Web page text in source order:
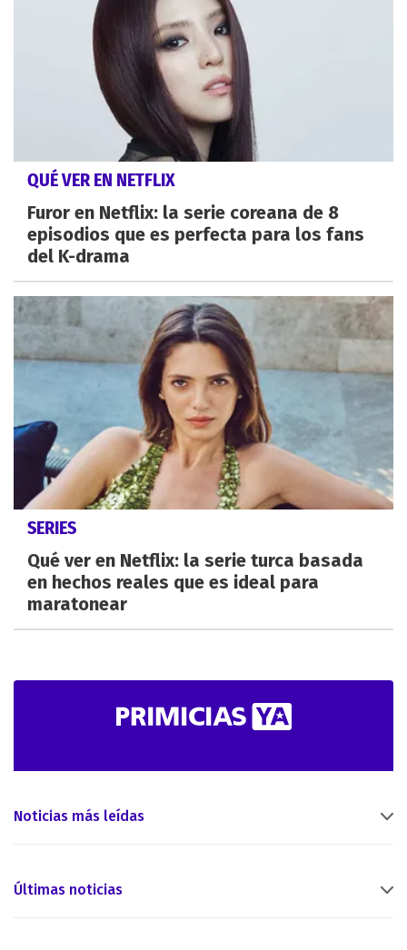
QUÉ VER EN NETFLIX
Furor en Netflix: la serie coreana de 8
episodios que es perfecta para los fans
del K-drama
SERIES
Qué ver en Netflix: la serie turca basada
en hechos reales que es ideal para
maratonear
Noticias más leídas
Últimas noticias